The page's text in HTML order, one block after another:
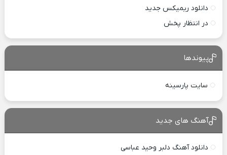
دانلود ریمیکس جدید
در انتظار پخش
پیوندها
سایت پارسینه
آهنگ های جدید
دانلود آهنگ دلبر وحید عباسی